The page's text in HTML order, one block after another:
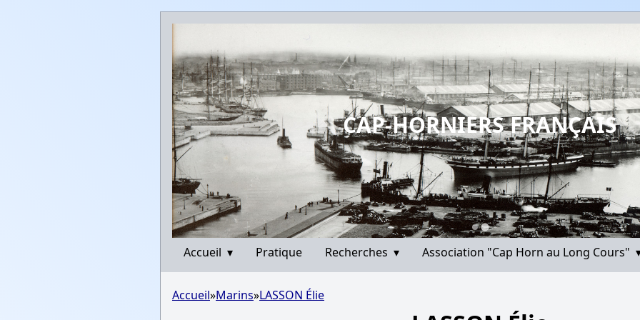
CAP-HORNIERS FRANÇAIS
Accueil ▾ Pratique Recherches ▾ Association "Cap Horn au Long Cours"
Accueil»Marins»LASSON Élie